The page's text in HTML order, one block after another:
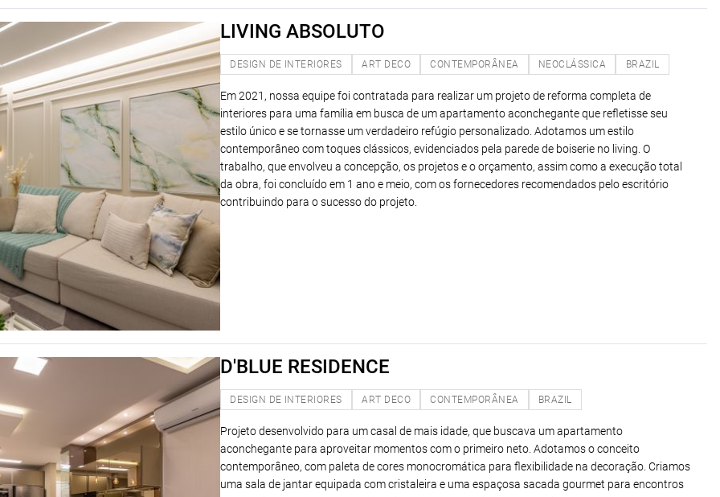
LIVING ABSOLUTO
DESIGN DE INTERIORES ART DECO CONTEMPORÂNEA NEOCLÁSSICA BRAZIL
Em 2021, nossa equipe foi contratada para realizar um projeto de reforma completa de
interiores para uma família em busca de um apartamento aconchegante que refletisse seu
estilo único e se tornasse um verdadeiro refúgio personalizado. Adotamos um estilo
contemporâneo com toques clássicos, evidenciados pela parede de boiserie no living. O
trabalho, que envolveu a concepção, os projetos e o orçamento, assim como a execução total
da obra, foi concluído em 1 ano e meio, com os fornecedores recomendados pelo escritório
contribuindo para o sucesso do projeto.
D'BLUE RESIDENCE
DESIGN DE INTERIORES ART DECO CONTEMPORÂNEA BRAZIL
Projeto desenvolvido para um casal de mais idade, que buscava um apartamento
aconchegante para aproveitar momentos com o primeiro neto. Adotamos o conceito
contemporâneo, com paleta de cores monocromática para flexibilidade na decoração. Criamos
uma sala de jantar equipada com cristaleira e uma espaçosa sacada gourmet para encontros